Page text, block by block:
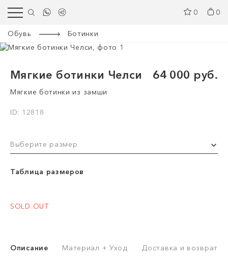
0 0
Обувь Ботинки
Мягкие ботинки Челси 64 000 руб.
Мягкие ботинки из замши
ID: 12818
Выберите размер
Таблица размеров
SOLD OUT
Описание Материал + Уход Доставка и возврат